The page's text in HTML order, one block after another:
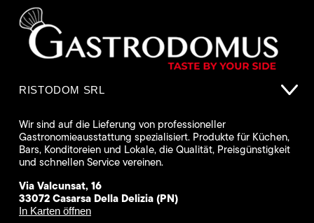
RISTODOM SRL
Wir sind auf die Lieferung von professioneller
Gastronomieausstattung spezialisiert. Produkte für Küchen,
Bars, Konditoreien und Lokale, die Qualität, Preisgünstigkeit
und schnellen Service vereinen.
Via Valcunsat, 16
33072 Casarsa Della Delizia (PN)
In Karten öffnen